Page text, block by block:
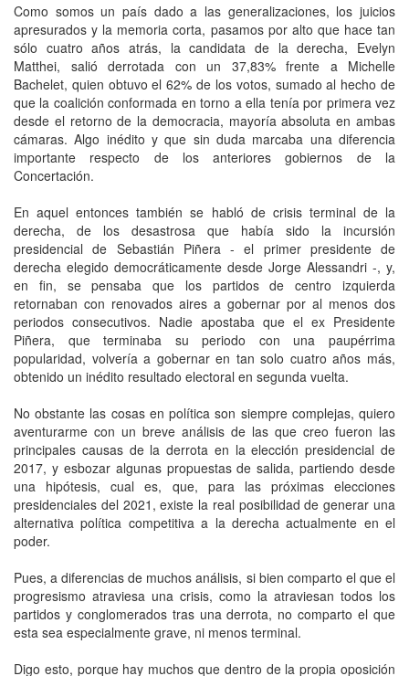
Como somos un país dado a las generalizaciones, los juicios
apresurados y la memoria corta, pasamos por alto que hace tan
sólo cuatro años atrás, la candidata de la derecha, Evelyn
Matthei, salió derrotada con un 37,83% frente a Michelle
Bachelet, quien obtuvo el 62% de los votos, sumado al hecho de
que la coalición conformada en torno a ella tenía por primera vez
desde el retorno de la democracia, mayoría absoluta en ambas
cámaras. Algo inédito y que sin duda marcaba una diferencia
importante respecto de los anteriores gobiernos de la
Concertación.
En aquel entonces también se habló de crisis terminal de la
derecha, de los desastrosa que había sido la incursión
presidencial de Sebastián Piñera - el primer presidente de
derecha elegido democráticamente desde Jorge Alessandri -, y,
en fin, se pensaba que los partidos de centro izquierda
retornaban con renovados aires a gobernar por al menos dos
periodos consecutivos. Nadie apostaba que el ex Presidente
Piñera, que terminaba su periodo con una paupérrima
popularidad, volvería a gobernar en tan solo cuatro años más,
obtenido un inédito resultado electoral en segunda vuelta.
No obstante las cosas en política son siempre complejas, quiero
aventurarme con un breve análisis de las que creo fueron las
principales causas de la derrota en la elección presidencial de
2017, y esbozar algunas propuestas de salida, partiendo desde
una hipótesis, cual es, que, para las próximas elecciones
presidenciales del 2021, existe la real posibilidad de generar una
alternativa política competitiva a la derecha actualmente en el
poder.
Pues, a diferencias de muchos análisis, si bien comparto el que el
progresismo atraviesa una crisis, como la atraviesan todos los
partidos y conglomerados tras una derrota, no comparto el que
esta sea especialmente grave, ni menos terminal.
Digo esto, porque hay muchos que dentro de la propia oposición